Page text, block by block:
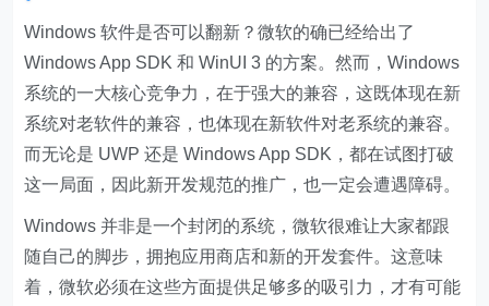
Windows 软件是否可以翻新？微软的确已经给出了
Windows App SDK 和 WinUI 3 的方案。然而，Windows
系统的一大核心竞争力，在于强大的兼容，这既体现在新
系统对老软件的兼容，也体现在新软件对老系统的兼容。
而无论是 UWP 还是 Windows App SDK，都在试图打破
这一局面，因此新开发规范的推广，也一定会遭遇障碍。
Windows 并非是一个封闭的系统，微软很难让大家都跟
随自己的脚步，拥抱应用商店和新的开发套件。这意味
着，微软必须在这些方面提供足够多的吸引力，才有可能